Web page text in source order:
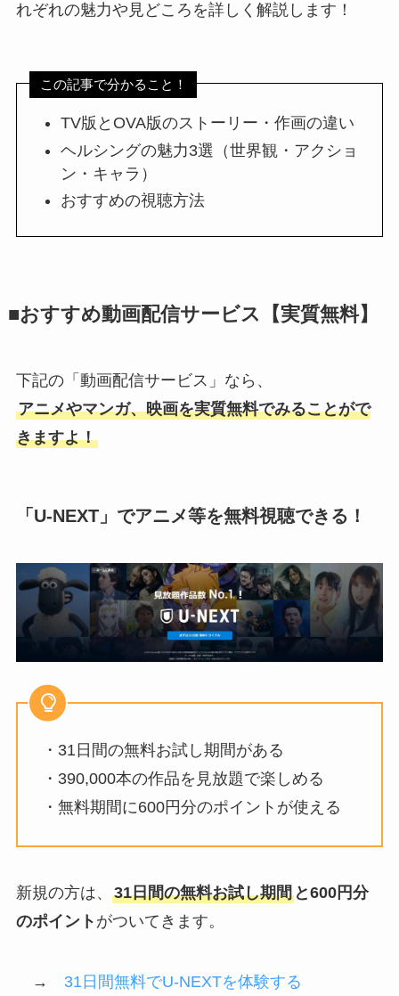
れぞれの魅力や見どころを詳しく解説します！
この記事で分かること！
TV版とOVA版のストーリー・作画の違い
ヘルシングの魅力3選（世界観・アクショ
ン・キャラ）
おすすめの視聴方法
■おすすめ動画配信サービス【実質無料】
下記の「動画配信サービス」なら、
アニメやマンガ、映画を実質無料でみることがで
きますよ！
「U-NEXT」でアニメ等を無料視聴できる！
・31日間の無料お試し期間がある
・390,000本の作品を見放題で楽しめる
・無料期間に600円分のポイントが使える
新規の方は、 31日間の無料お試し期間と600円分
のポイント がついてきます。
→ 31日間無料でU-NEXTを体験する